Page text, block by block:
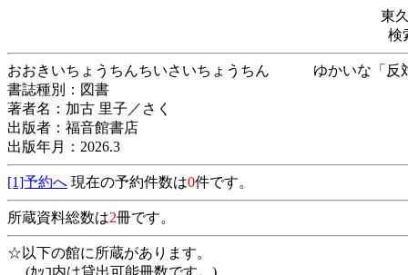
東
検
おおきいちょうちんちいさいちょうちん ゆかい
書誌種別：図書
著者名：加古 里子／さく
出版者：福音館書店
出版年月：2026.3
[1]予約へ 現在の予約件数は0件です。
所蔵資料総数は2冊です。
☆以下の館に所蔵があります。
(ｶｯｺ内は貸出可能冊数です。)